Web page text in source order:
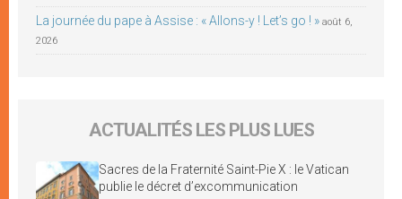
La journée du pape à Assise : « Allons-y ! Let’s go ! » août 6,
2026
ACTUALITÉS LES PLUS LUES
Sacres de la Fraternité Saint-Pie X : le Vatican
publie le décret d’excommunication